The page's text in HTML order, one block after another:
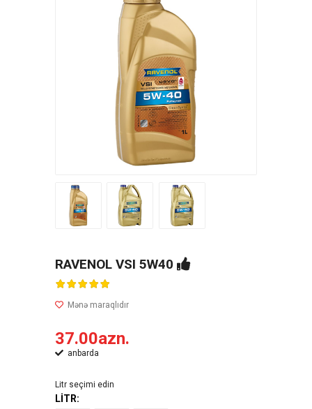
RAVENOL VSI 5W40
37.00azn.
anbarda
Litr seçimi edin
LİTR: